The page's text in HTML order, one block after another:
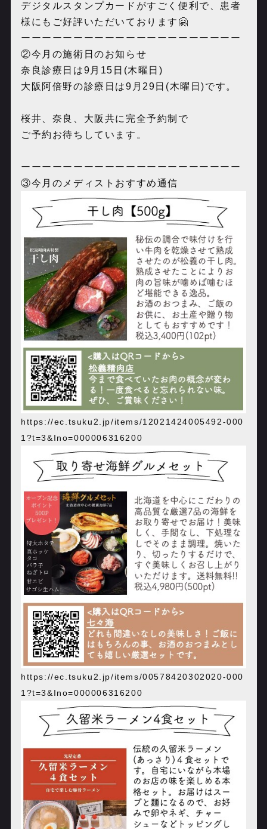
デジタルスタンプカードがすごく便利で、患者
様にもご好評いただいております🤗
ーーーーーーーーーーーーーーーーーーーーー
②今月の施術日のお知らせ
奈良診療日は9月15日(木曜日)
大阪阿倍野の診療日は9月29日(木曜日)です。
桜井、奈良、大阪共に完全予約制で
ご予約お待ちしています。
ーーーーーーーーーーーーーーーーーーーーー
③今月のメディストおすすめ通信
https://ec.tsuku2.jp/items/12021424005492-000
1?t=3&Ino=000006316200
https://ec.tsuku2.jp/items/00578420302020-000
1?t=3&Ino=000006316200